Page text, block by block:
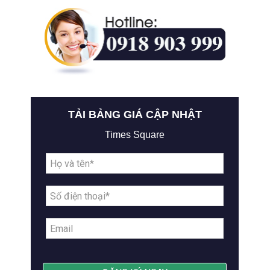
TẢI BẢNG GIÁ CẬP NHẬT
Times Square